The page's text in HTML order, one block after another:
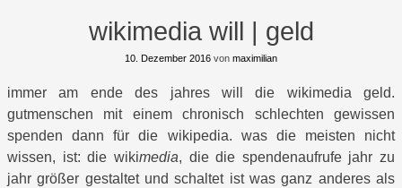
wikimedia will | geld
10. Dezember 2016 von maximilian
immer am ende des jahres will die wikimedia geld.
gutmenschen mit einem chronisch schlechten gewissen
spenden dann für die wikipedia. was die meisten nicht
wissen, ist: die wikimedia, die die spendenaufrufe jahr zu
jahr größer gestaltet und schaltet ist was ganz anderes als